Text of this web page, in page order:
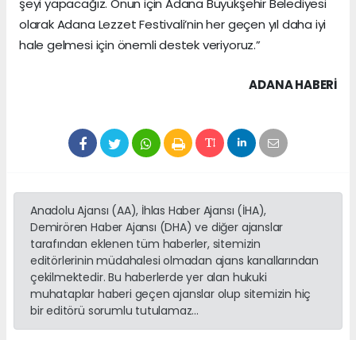
şeyi yapacağız. Onun için Adana Büyükşehir Belediyesi
olarak Adana Lezzet Festivali’nin her geçen yıl daha iyi
hale gelmesi için önemli destek veriyoruz.”
ADANA HABERİ
Anadolu Ajansı (AA), İhlas Haber Ajansı (İHA),
Demirören Haber Ajansı (DHA) ve diğer ajanslar
tarafından eklenen tüm haberler, sitemizin
editörlerinin müdahalesi olmadan ajans kanallarından
çekilmektedir. Bu haberlerde yer alan hukuki
muhataplar haberi geçen ajanslar olup sitemizin hiç
bir editörü sorumlu tutulamaz...